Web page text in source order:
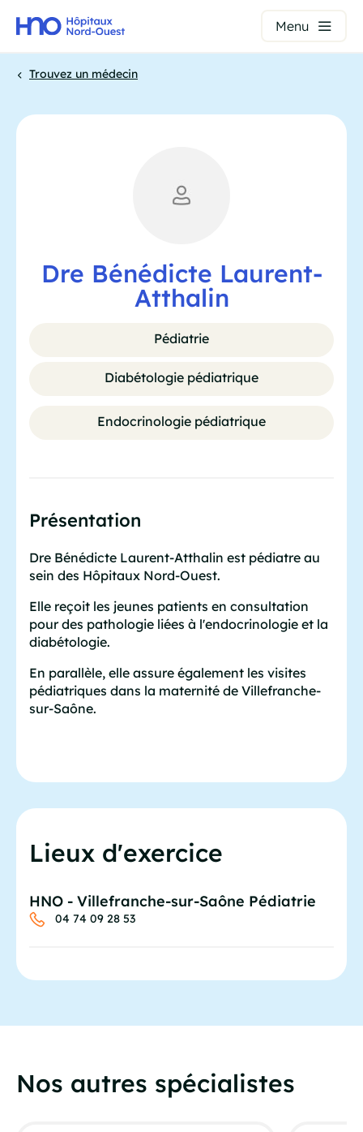
principal
Menu
d'Ariane
Trouvez un médecin
Dre Bénédicte Laurent-
Atthalin
Pédiatrie
Diabétologie pédiatrique
Endocrinologie pédiatrique
Présentation
Dre Bénédicte Laurent-Atthalin est pédiatre au
sein des Hôpitaux Nord-Ouest.
Elle reçoit les jeunes patients en consultation
pour des pathologie liées à l'endocrinologie et la
diabétologie.
En parallèle, elle assure également les visites
pédiatriques dans la maternité de Villefranche-
sur-Saône.
Lieux d'exercice
HNO - Villefranche-sur-Saône Pédiatrie
04 74 09 28 53
Nos autres spécialistes